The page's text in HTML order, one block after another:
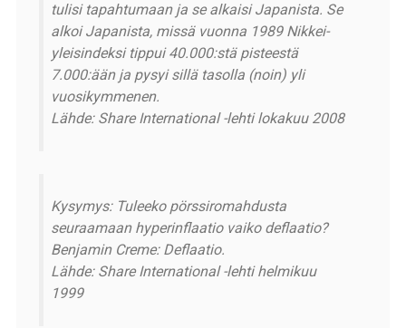
tulisi tapahtumaan ja se alkaisi Japanista. Se
alkoi Japanista, missä vuonna 1989 Nikkei-
yleisindeksi tippui 40.000:stä pisteestä
7.000:ään ja pysyi sillä tasolla (noin) yli
vuosikymmenen.
Lähde: Share International -lehti lokakuu 2008
Kysymys: Tuleeko pörssiromahdusta
seuraamaan hyperinflaatio vaiko deflaatio?
Benjamin Creme: Deflaatio.
Lähde: Share International -lehti helmikuu
1999